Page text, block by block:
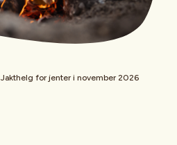
Jakthelg for jenter i november 2026